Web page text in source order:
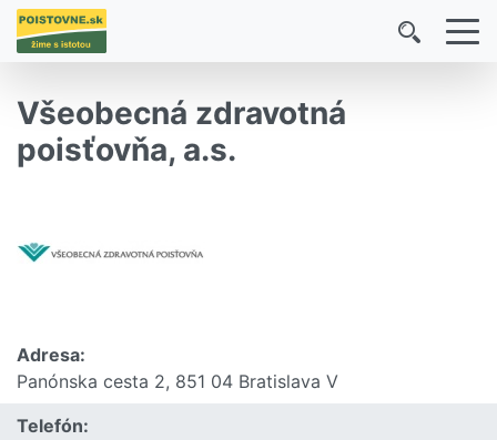
Všeobecná zdravotná
poisťovňa, a.s.
Adresa:
Panónska cesta 2, 851 04 Bratislava V
Telefón: